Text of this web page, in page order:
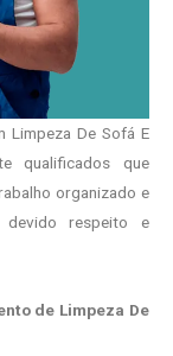
Limpeza De Sofá E
qualificados que
organizado e
respeito e
de Limpeza De